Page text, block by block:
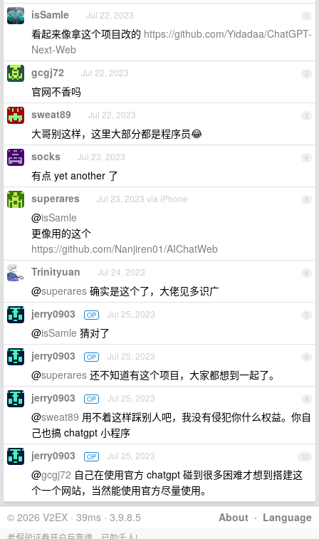
1
isSamle Jul 22, 2023
看起来像拿这个项目改的 https://github.com/Yidadaa/ChatGPT-
Next-Web
2
gcgj72 Jul 22, 2023
官网不香吗
3
sweat89 Jul 22, 2023
大哥别这样，这里大部分都是程序员😂
4
socks Jul 23, 2023
有点 yet another 了
5
superares Jul 23, 2023 via iPhone
@isSamle
更像用的这个
https://github.com/Nanjiren01/AIChatWeb
6
Trinityuan Jul 24, 2023
@superares 确实是这个了，大佬见多识广
7
jerry0903 OP Jul 25, 2023
@isSamle 猜对了
8
jerry0903 OP Jul 25, 2023
@superares 还不知道有这个项目，大家都想到一起了。
9
jerry0903 OP Jul 25, 2023
@sweat89 用不着这样踩别人吧，我没有侵犯你什么权益。你自
己也搞 chatgpt 小程序
10
jerry0903 OP Jul 25, 2023
@gcgj72 自己在使用官方 chatgpt 碰到很多困难才想到搭建这
个一个网站，当然能使用官方尽量使用。
About · Language
© 2026 V2EX · 39ms · 3.9.8.5